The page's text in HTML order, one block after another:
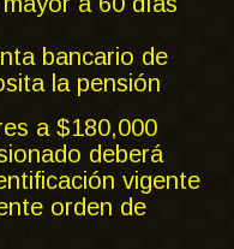
bancario de
la pensión
a $180,000
deberá
vigente
orden de